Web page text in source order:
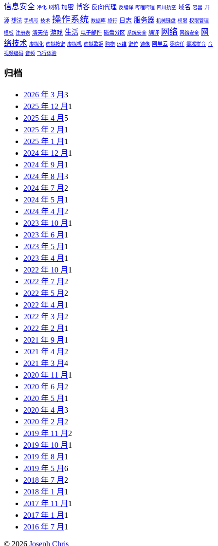
信息安全 净化 刷机 加密 博客 反向代理 反编译 哔哩哔哩 四川航空 域名 容器 开
源 想法 手机号 技术 操作系统 数据库 旅行 日志 服务器 机械键盘 权限 权限管理
模板 注册表 洛天依 游戏 生活 电子邮件 磁盘分区 系统安全 编译 网络 网络安全
网
络技术 虚拟化 虚拟按键 虚拟机 虚拟歌姬 购物 运维 键位 镜像 阿里云 零信任 雾凇拼音 音
视频编码 音频 飞行体验
归档
2026 年 3 月 3
2025 年 12 月 1
2025 年 4 月 5
2025 年 2 月 1
2025 年 1 月 1
2024 年 12 月 1
2024 年 9 月 1
2024 年 8 月 3
2024 年 7 月 2
2024 年 5 月 1
2024 年 4 月 2
2023 年 10 月 1
2023 年 6 月 1
2023 年 5 月 1
2023 年 4 月 1
2022 年 10 月 1
2022 年 7 月 2
2022 年 5 月 2
2022 年 4 月 1
2022 年 3 月 2
2022 年 2 月 1
2021 年 9 月 1
2021 年 4 月 2
2021 年 3 月 4
2020 年 11 月 1
2020 年 6 月 2
2020 年 5 月 1
2020 年 4 月 3
2020 年 2 月 2
2019 年 11 月 2
2019 年 10 月 1
2019 年 8 月 1
2019 年 5 月 6
2018 年 7 月 2
2018 年 1 月 1
2017 年 11 月 1
2017 年 1 月 1
2016 年 7 月 1
© 2026 Joseph Chris